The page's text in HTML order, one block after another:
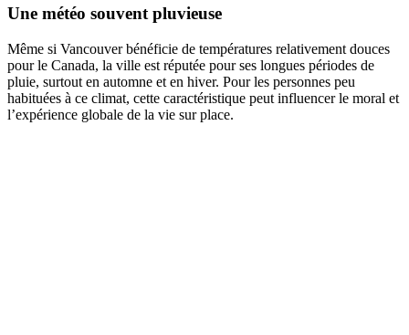
Une météo souvent pluvieuse
Même si Vancouver bénéficie de températures relativement douces
pour le Canada, la ville est réputée pour ses longues périodes de
pluie, surtout en automne et en hiver. Pour les personnes peu
habituées à ce climat, cette caractéristique peut influencer le moral et
l’expérience globale de la vie sur place.